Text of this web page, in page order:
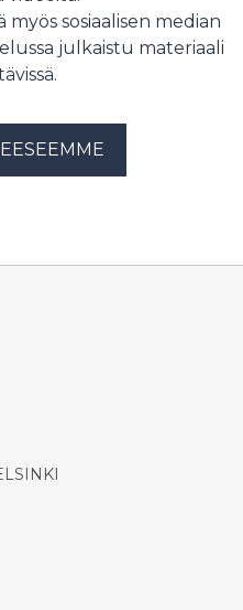
sosiaalisen median
julkaistu materiaali